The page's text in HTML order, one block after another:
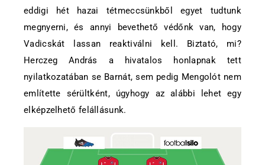
eddigi hét hazai tétmeccsünkből egyet tudtunk
megnyerni, és annyi bevethető védőnk van, hogy
Vadicskát lassan reaktiválni kell. Biztató, mi?
Herczeg András a hivatalos honlapnak tett
nyilatkozatában se Barnát, sem pedig Mengolót nem
említette sérültként, úgyhogy az alábbi lehet egy
elképzelhető felállásunk.